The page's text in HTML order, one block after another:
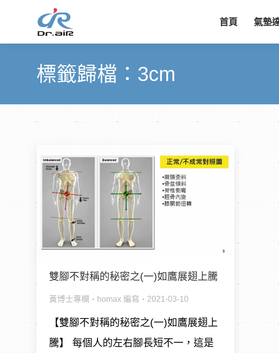
首頁 氣墊
標籤歸檔： 3cm
雙腳不對稱的秘密之(一)如鷹展翅上騰
黃博士專欄 homax 編寫 2021-03-10
【雙腳不對稱的秘密之(一)如鷹展翅上
騰】 每個人的左右腳長短不一，這是